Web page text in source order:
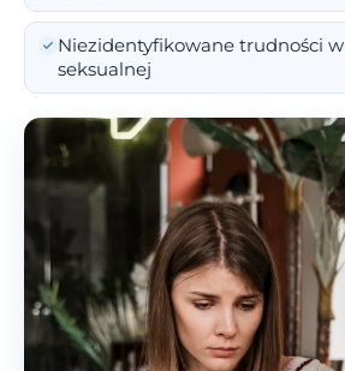
Niezidentyfikowane trudności
seksualnej